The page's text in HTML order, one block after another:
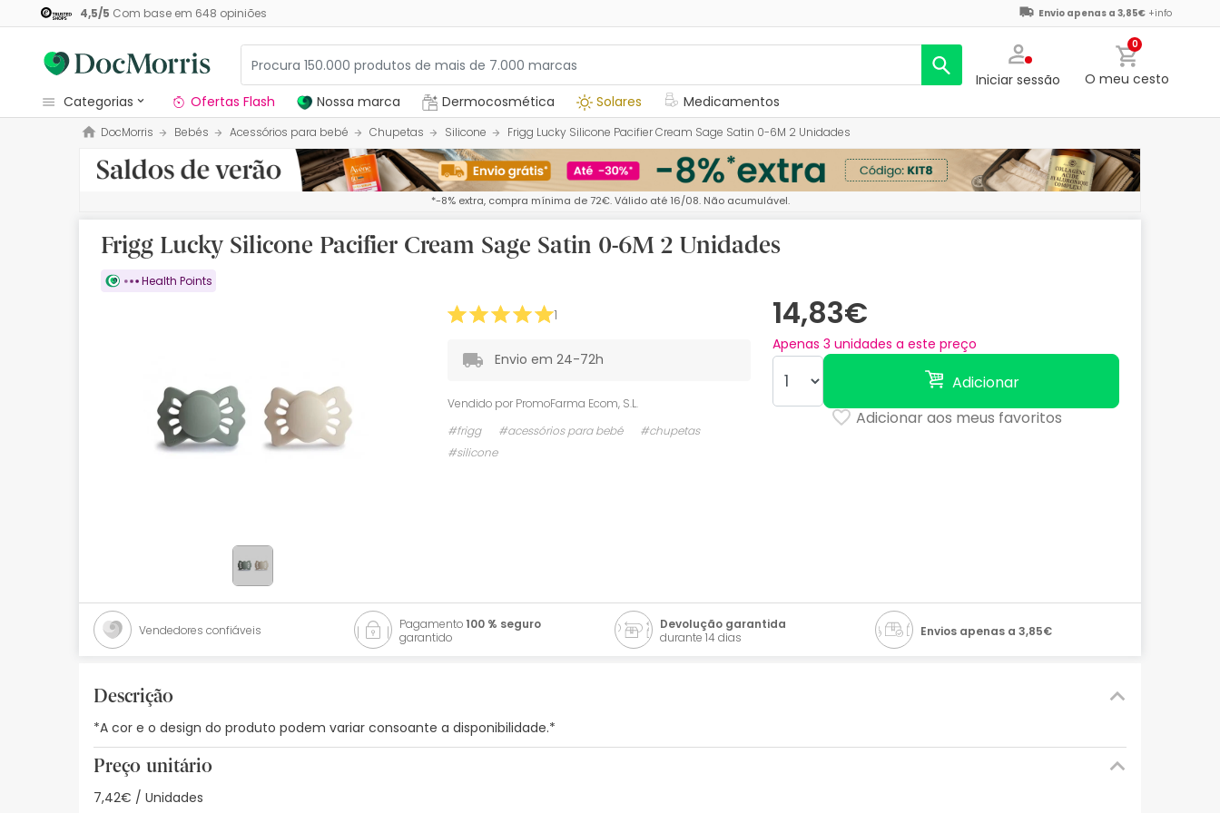
4,5/5 Com base em 648 opiniões Envio apenas a 3,85€ +info
Iniciar sessão
0
O meu cesto
categorias
Dermocosmetica
Nossa marca
Medicamentos
Cosmética
Promoções
Mais vendidos
Health points
Ofertas Flash Nossa marca Dermocosmética Solares Medicamentos
DocMorris Bebés Acessórios para bebé Chupetas Silicone Frigg Lucky Silicone Pacifier Cream Sage Satin 0-6M 2 Unidades
*-8% extra, compra mínima de 72€. Válido até 16/08. Não acumulável.
Frigg Lucky Silicone Pacifier Cream Sage Satin 0-6M 2 Unidades
Health Points
14,83€
Apenas 3 unidades a este preço
Adicionar
Adicionar aos meus favoritos
1
Envio em 24-72h
Vendido por PromoFarma Ecom, S.L.
#frigg
#acessórios para bebé
#chupetas
#silicone
Vendedores confiáveis Pagamento100 % seguro
garantido
Devolução garantida
durante 14 dias
Envios apenas a 3,85€
Descrição
*A cor e o design do produto podem variar consoante a disponibilidade.*
Preço unitário
7,42€ / Unidades